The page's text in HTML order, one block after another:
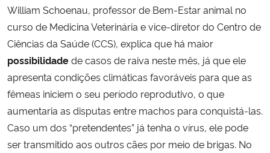
Advocacia-Geral da União
Planalto
William Schoenau, professor de Bem-Estar animal no
curso de Medicina Veterinária e vice-diretor do Centro de
Ciências da Saúde (CCS), explica que há maior
possibilidadede casos de raiva neste mês, já que ele
apresenta condições climáticas favoráveis para que as
fêmeas iniciem o seu período reprodutivo, o que
aumentaria as disputas entre machos para conquistá-las.
Caso um dos “pretendentes” já tenha o vírus, ele pode
ser transmitido aos outros cães por meio de brigas. No